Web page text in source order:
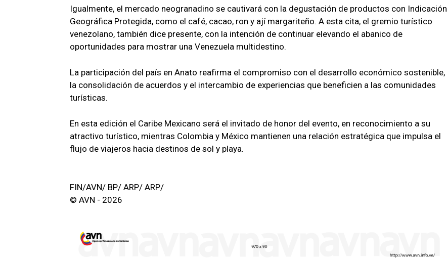
Igualmente, el mercado neogranadino se cautivará con la degustación de productos con Indicación
Geográfica Protegida, como el café, cacao, ron y ají margariteño. A esta cita, el gremio turístico
venezolano, también dice presente, con la intención de continuar elevando el abanico de
oportunidades para mostrar una Venezuela multidestino.
La participación del país en Anato reafirma el compromiso con el desarrollo económico sostenible,
la consolidación de acuerdos y el intercambio de experiencias que beneficien a las comunidades
turísticas.
En esta edición el Caribe Mexicano será el invitado de honor del evento, en reconocimiento a su
atractivo turístico, mientras Colombia y México mantienen una relación estratégica que impulsa el
flujo de viajeros hacia destinos de sol y playa.
FIN/AVN/ BP/ ARP/ ARP/
© AVN - 2026